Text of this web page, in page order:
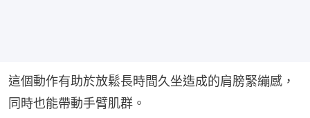
這個動作有助於放鬆長時間久坐造成的肩膀緊繃感，
同時也能帶動手臂肌群。